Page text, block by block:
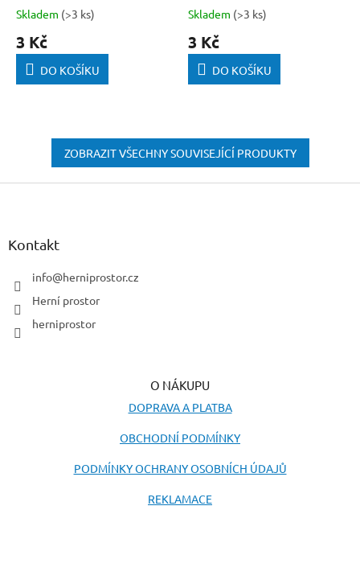
Skladem (>3 ks)
3 Kč
DO KOŠÍKU
Skladem (>3 ks)
3 Kč
DO KOŠÍKU
ZOBRAZIT VŠECHNY SOUVISEJÍCÍ PRODUKTY
Z
Kontakt
info@herniprostor.cz
Herní prostor
herniprostor
O NÁKUPU
DOPRAVA A PLATBA
OBCHODNÍ PODMÍNKY
PODMÍNKY OCHRANY OSOBNÍCH ÚDAJŮ
REKLAMACE